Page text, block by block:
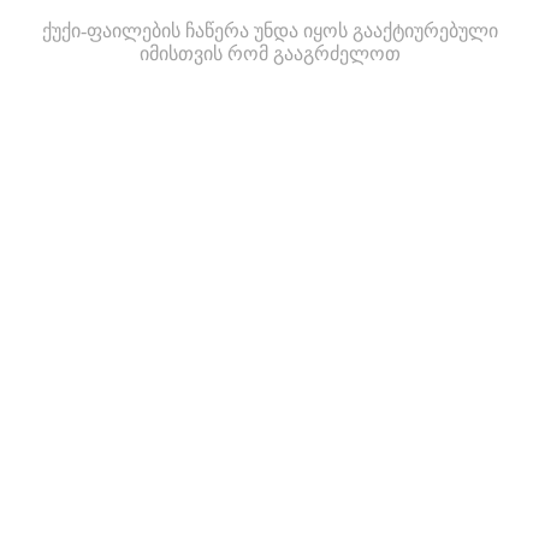
ქუქი-ფაილების ჩაწერა უნდა იყოს გააქტიურებული
იმისთვის რომ გააგრძელოთ